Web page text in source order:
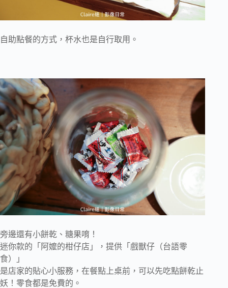
自助點餐的方式，杯水也是自行取用。
旁邊還有小餅乾、糖果唷！
迷你款的「阿嬤的柑仔店」，提供「戲獸仔（台語零
食）」
是店家的貼心小服務，在餐點上桌前，可以先吃點餅乾止
妖！零食都是免費的。